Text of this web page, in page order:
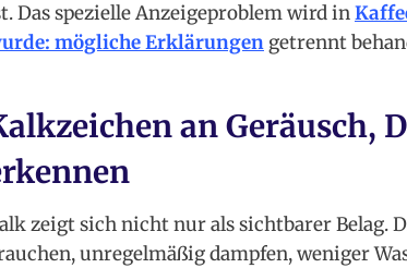
Das spezielle Anzeigeproblem wird in
mögliche Erklärungen getrennt
an Geräusch,
zeigt sich nicht nur als sichtbarer Belag.
unregelmäßig dampfen, weniger